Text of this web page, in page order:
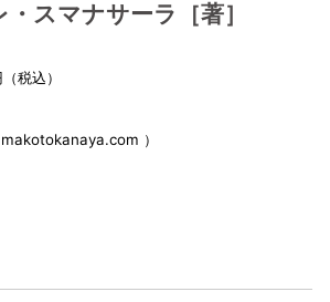
スマナサーラ［著］
税込）
）